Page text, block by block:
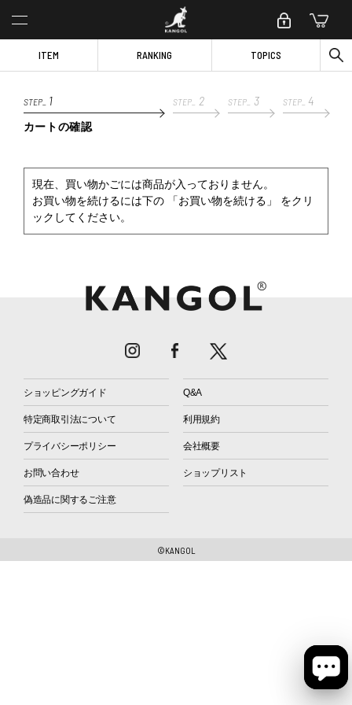
ITEM RANKING TOPICS
STEP_ 1
カートの確認
STEP_ 2 STEP_ 3 STEP_ 4
現在、買い物かごには商品が入っておりません。
お買い物を続けるには下の 「お買い物を続ける」 をクリ
ックしてください。
ショッピングガイド Q&A
特定商取引法について 利用規約
プライバシーポリシー 会社概要
お問い合わせ ショップリスト
偽造品に関するご注意
©KANGOL